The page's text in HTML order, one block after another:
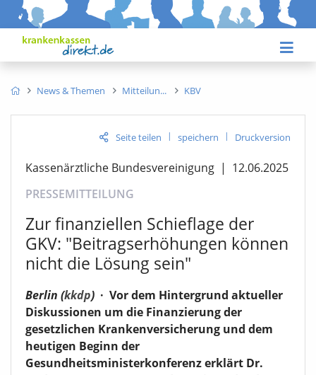
News & Themen Mitteilun KBV
Seite teilen | speichern | Druckversion
Kassenärztliche Bundesvereinigung | 12.06.2025
PRESSEMITTEILUNG
Zur finanziellen Schieflage der
GKV: "Beitragserhöhungen können
nicht die Lösung sein"
Berlin (kkdp) · Vor dem Hintergrund aktueller
Diskussionen um die Finanzierung der
gesetzlichen Krankenversicherung und dem
heutigen Beginn der
Gesundheitsministerkonferenz erklärt Dr.